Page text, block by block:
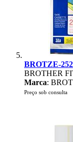
BROTZE-252
BROTHER
Marca:
Preço sob consulta